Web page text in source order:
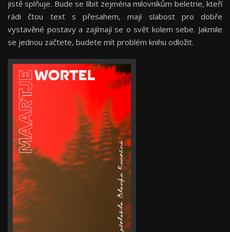
jistě splňuje. Bude se líbit zejména milovníkům beletrie, kteří
rádi čtou text s přesahem, mají slabost pro dobře
vystavěné postavy a zajímají se o svět kolem sebe. Jakmile
se jednou začtete, budete mít problém knihu odložit.